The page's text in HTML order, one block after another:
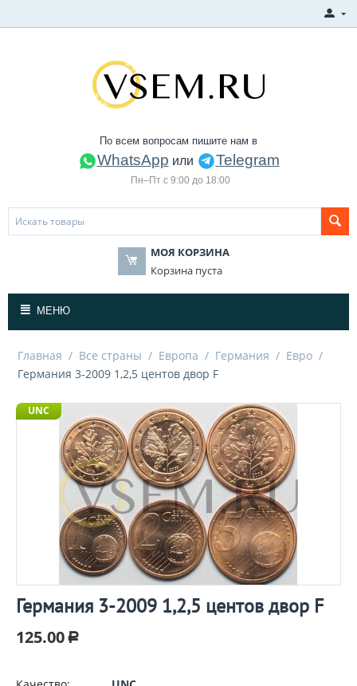
По всем вопросам пишите нам в
WhatsApp или Telegram
Пн–Пт с 9:00 до 18:00
МОЯ КОРЗИНА
Корзина пуста
МЕНЮ
Главная / Все страны / Европа / Германия / Евро /
Германия 3-2009 1,2,5 центов двор F
UNC
Германия 3-2009 1,2,5 центов двор F
125.00 Р